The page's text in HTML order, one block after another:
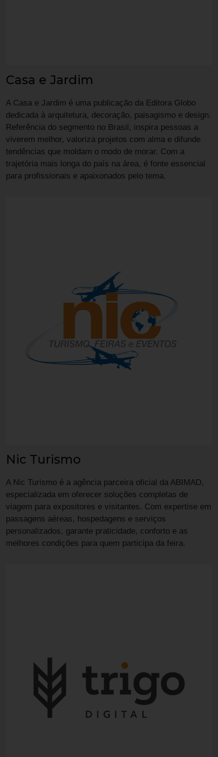
Casa e Jardim
A Casa e Jardim é uma publicação da Editora Globo
dedicada à arquitetura, decoração, paisagismo e design.
Referência do segmento no Brasil, inspira pessoas a
viverem melhor, valoriza projetos com alma e difunde
tendências que moldam o modo de morar. Com a
trajetória mais longa do país na área, é fonte essencial
para profissionais e apaixonados pelo tema.
Nic Turismo
A Nic Turismo é a agência parceira oficial da ABIMAD,
especializada em oferecer soluções completas de
viagem para expositores e visitantes. Com expertise em
passagens aéreas, hospedagens e serviços
personalizados, garante praticidade, conforto e as
melhores condições para quem participa da feira.